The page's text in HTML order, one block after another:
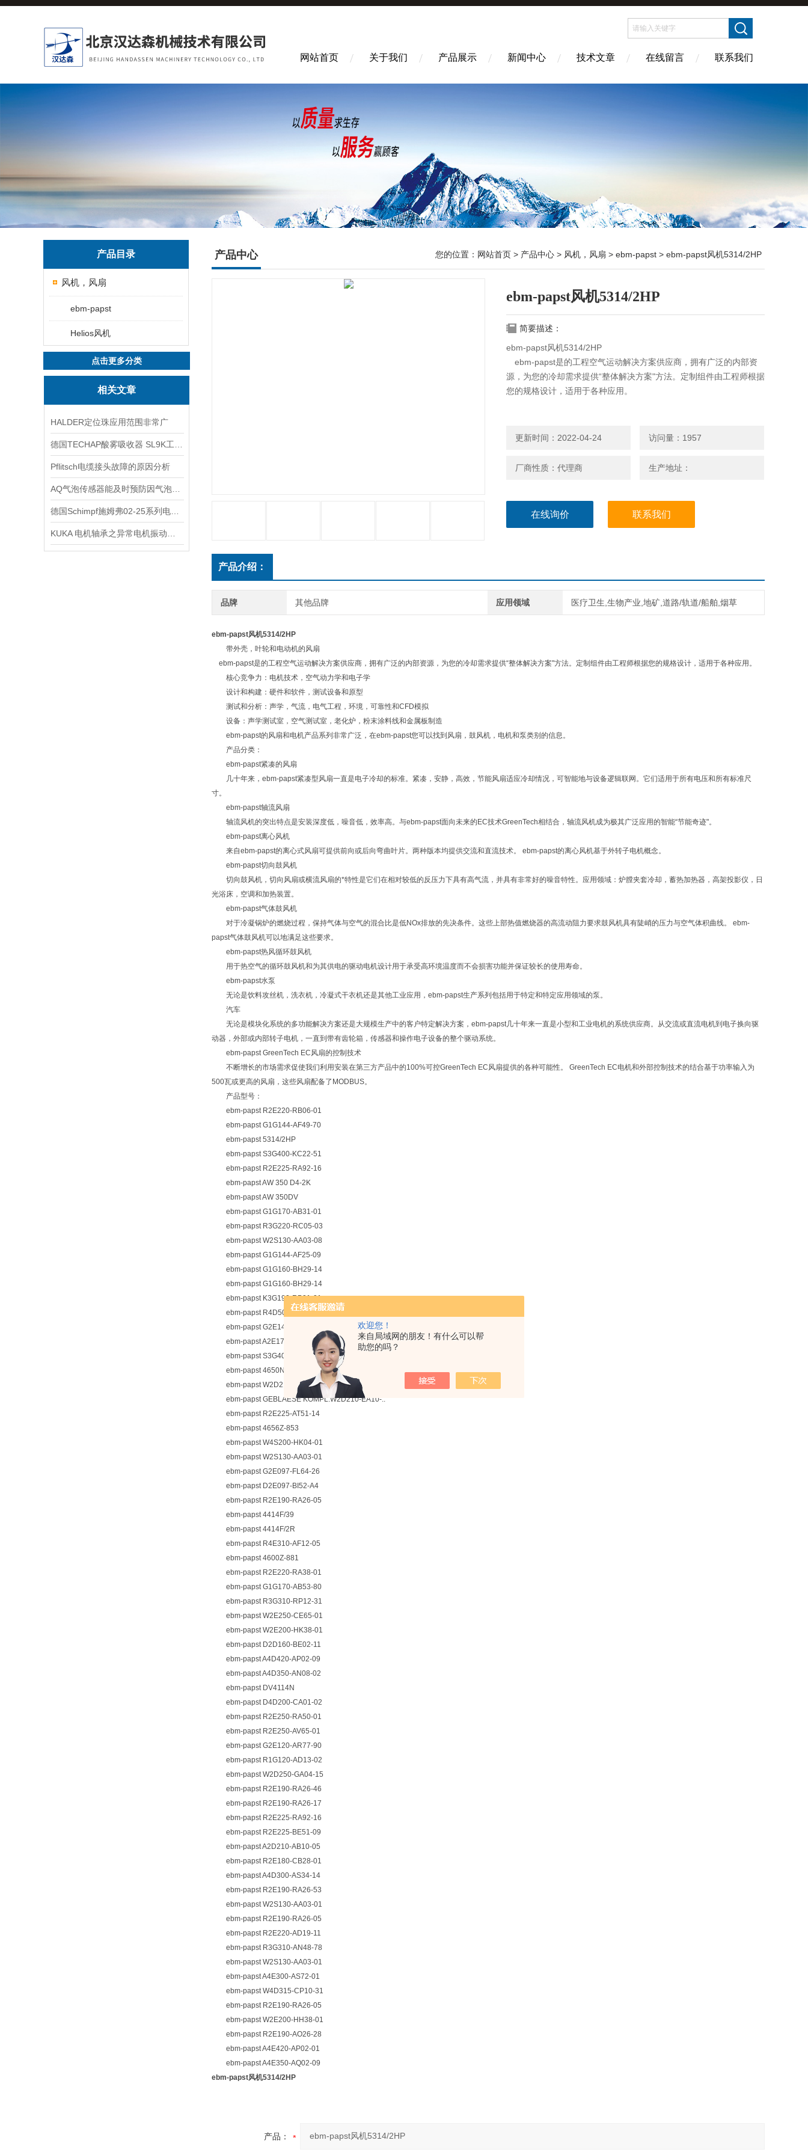
欢迎您！
来自局域网的朋友！有什么可以帮
助您的吗？
网站首页 关于我们 产品展示 新闻中心 技术文章 在线留言 联系我们
产品目录
风机，风扇
ebm-papst
Helios风机
点击更多分类
相关文章
HALDER定位珠应用范围非常广
Pflitsch电缆接头故障的原因分析
产品中心 您的位置： 网站首页 > 产品中心 > 风机，风扇 > ebm-papst > ebm-papst风机5314/2HP
ebm-papst风机5314/2HP
简要描述：
ebm-papst风机5314/2HP
ebm-papst是的工程空气运动解决方案供应商，拥有广泛的内部资
源，为您的冷却需求提供“整体解决方案"方法。定制组件由工程师根据
您的规格设计，适用于各种应用。
更新时间：2022-04-24 访问量：1957
厂商性质：代理商 生产地址：
在线询价 联系我们
产品介绍：
品牌 其他品牌 应用领域 医疗卫生,生物产业,地矿,道路/轨道/船舶,烟草
ebm-papst风机5314/2HP
带外壳，叶轮和电动机的风扇
ebm-papst是的工程空气运动解决方案供应商，拥有广泛的内部资源，为您的冷却需求提供“整体解决方案"方法。定制组件由工程师根据您的规格设计，适用于各种应用。
核心竞争力：电机技术，空气动力学和电子学
设计和构建：硬件和软件，测试设备和原型
测试和分析：声学，气流，电气工程，环境，可靠性和CFD模拟
设备：声学测试室，空气测试室，老化炉，粉末涂料线和金属板制造
ebm-papst的风扇和电机产品系列非常广泛，在ebm-papst您可以找到风扇，鼓风机，电机和泵类别的信息。
产品分类：
ebm-papst紧凑的风扇
几十年来，ebm-papst紧凑型风扇一直是电子冷却的标准。紧凑，安静，高效，节能风扇适应冷却情况，可智能地与设备逻辑联网。它们适用于所有电压和所有标准尺
寸。
ebm-papst轴流风扇
轴流风机的突出特点是安装深度低，噪音低，效率高。与ebm-papst面向未来的EC技术GreenTech相结合，轴流风机成为极其广泛应用的智能“节能奇迹"。
ebm-papst离心风机
来自ebm-papst的离心式风扇可提供前向或后向弯曲叶片。两种版本均提供交流和直流技术。 ebm-papst的离心风机基于外转子电机概念。
ebm-papst切向鼓风机
切向鼓风机，切向风扇或横流风扇的*特性是它们在相对较低的反压力下具有高气流，并具有非常好的噪音特性。应用领域：炉膛夹套冷却，蓄热加热器，高架投影仪，日
光浴床，空调和加热装置。
ebm-papst气体鼓风机
对于冷凝锅炉的燃烧过程，保持气体与空气的混合比是低NOx排放的先决条件。这些上部热值燃烧器的高流动阻力要求鼓风机具有陡峭的压力与空气体积曲线。 ebm-
papst气体鼓风机可以地满足这些要求。
ebm-papst热风循环鼓风机
用于热空气的循环鼓风机和为其供电的驱动电机设计用于承受高环境温度而不会损害功能并保证较长的使用寿命。
ebm-papst水泵
无论是饮料攻丝机，洗衣机，冷凝式干衣机还是其他工业应用，ebm-papst生产系列包括用于特定和特定应用领域的泵。
汽车
无论是模块化系统的多功能解决方案还是大规模生产中的客户特定解决方案，ebm-papst几十年来一直是小型和工业电机的系统供应商。从交流或直流电机到电子换向驱
动器，外部或内部转子电机，一直到带有齿轮箱，传感器和操作电子设备的整个驱动系统。
ebm-papst GreenTech EC风扇的控制技术
不断增长的市场需求促使我们利用安装在第三方产品中的100%可控GreenTech EC风扇提供的各种可能性。 GreenTech EC电机和外部控制技术的结合基于功率输入为
500瓦或更高的风扇，这些风扇配备了MODBUS。
产品型号：
ebm-papst R2E220-RB06-01
ebm-papst G1G144-AF49-70
ebm-papst 5314/2HP
ebm-papst S3G400-KC22-51
ebm-papst R2E225-RA92-16
ebm-papst AW 350 D4-2K
ebm-papst AW 350DV
ebm-papst G1G170-AB31-01
ebm-papst R3G220-RC05-03
ebm-papst W2S130-AA03-08
ebm-papst G1G144-AF25-09
ebm-papst G1G160-BH29-14
ebm-papst G1G160-BH29-14
ebm-papst K3G190-RB01-01
ebm-papst R4D500-RA03-01
ebm-papst G2E140-AI28-01
ebm-papst A2E170-AF23-11
ebm-papst S3G400-LC22-51
ebm-papst 4650N-465
ebm-papst W2D210-EA10-..
ebm-papst GEBLAESE KOMPL.W2D210-EA10-..
ebm-papst R2E225-AT51-14
ebm-papst 4656Z-853
ebm-papst W4S200-HK04-01
ebm-papst W2S130-AA03-01
ebm-papst G2E097-FL64-26
ebm-papst D2E097-BI52-A4
ebm-papst R2E190-RA26-05
ebm-papst 4414F/39
ebm-papst 4414F/2R
ebm-papst R4E310-AF12-05
ebm-papst 4600Z-881
ebm-papst R2E220-RA38-01
ebm-papst G1G170-AB53-80
ebm-papst R3G310-RP12-31
ebm-papst W2E250-CE65-01
ebm-papst W2E200-HK38-01
ebm-papst D2D160-BE02-11
ebm-papst A4D420-AP02-09
ebm-papst A4D350-AN08-02
ebm-papst DV4114N
ebm-papst D4D200-CA01-02
ebm-papst R2E250-RA50-01
ebm-papst R2E250-AV65-01
ebm-papst G2E120-AR77-90
ebm-papst R1G120-AD13-02
ebm-papst W2D250-GA04-15
ebm-papst R2E190-RA26-46
ebm-papst R2E190-RA26-17
ebm-papst R2E225-RA92-16
ebm-papst R2E225-BE51-09
ebm-papst A2D210-AB10-05
ebm-papst R2E180-CB28-01
ebm-papst A4D300-AS34-14
ebm-papst R2E190-RA26-53
ebm-papst W2S130-AA03-01
ebm-papst R2E190-RA26-05
ebm-papst R2E220-AD19-11
ebm-papst R3G310-AN48-78
ebm-papst W2S130-AA03-01
ebm-papst A4E300-AS72-01
ebm-papst W4D315-CP10-31
ebm-papst R2E190-RA26-05
ebm-papst W2E200-HH38-01
ebm-papst R2E190-AO26-28
ebm-papst A4E420-AP02-01
ebm-papst A4E350-AQ02-09
ebm-papst风机5314/2HP
产品：